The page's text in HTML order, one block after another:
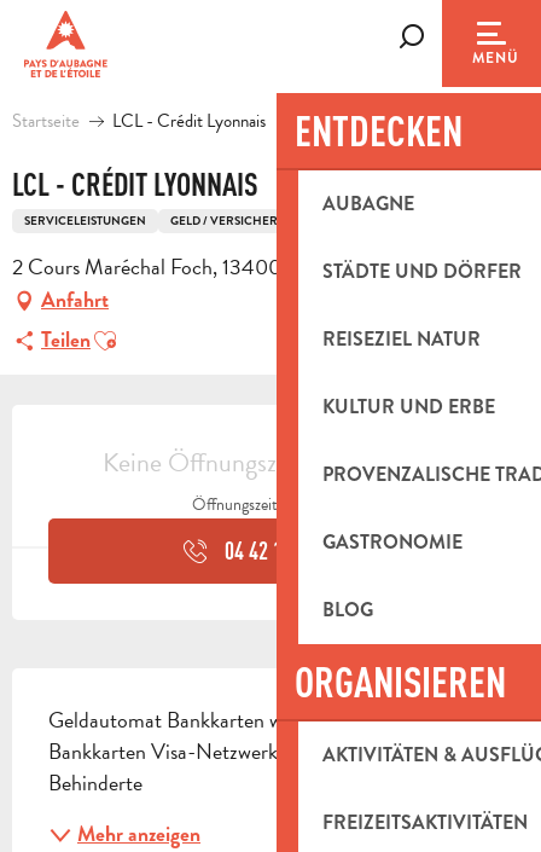
contenu
principal
MENÜ
ENTDECKEN
AUBAGNE
STÄDTE UND DÖRFER
REISEZIEL NATUR
KULTUR UND ERBE
PROVENZALISCHE
GASTRONOMIE
BLOG
ORGANISIEREN
AKTIVITÄTEN &
FREIZEITSAKTIVITÄTEN
Startseite LCL - Crédit Lyonnais
LCL - CRÉDIT LYONNAIS
SERVICELEISTUNGEN GELD / VERSICHERUNGEN
2 Cours Maréchal Foch, 13400 Aubagne
Anfahrt
TeilenAjouter aux favoris
ÖFFNUNGSZEITEN &
Keine Öffnungszeiten hinterlegt
Öffnungszeiten ansehen
04 42 18 54▒▒
Geldautomat Bankkarten werden akzeptiert:
Bankkarten Visa-Netzwerk Zugänglich für
Behinderte
Mehr anzeigen